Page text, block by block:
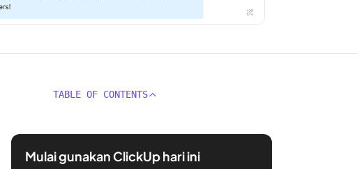
TABLE OF CONTENTS
Mulai gunakan ClickUp hari ini